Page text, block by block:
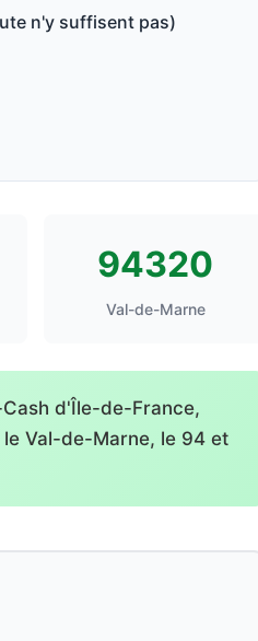
n'y suffisent pas)
94320
Val-de-Marne
d'Île-de-France,
le Val-de-Marne, le 94 et